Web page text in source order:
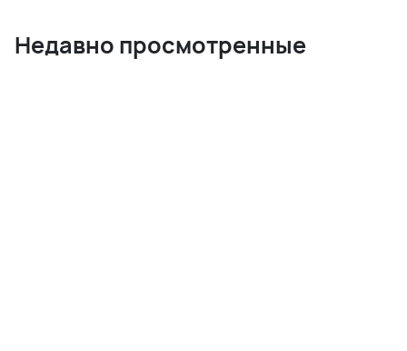
Недавно просмотренные